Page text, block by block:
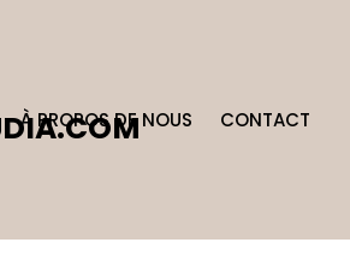
À PROPOS DE NOUS CONTACT